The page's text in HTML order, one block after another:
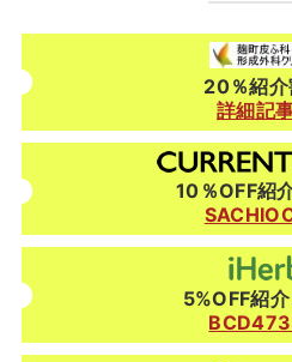
20％紹介
詳細記
10％OFF紹
5%OFF紹